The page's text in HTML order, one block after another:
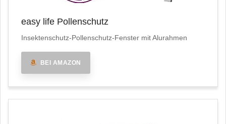
easy life Pollenschutz
Insektenschutz-Pollenschutz-Fenster mit Alurahmen
BEI AMAZON